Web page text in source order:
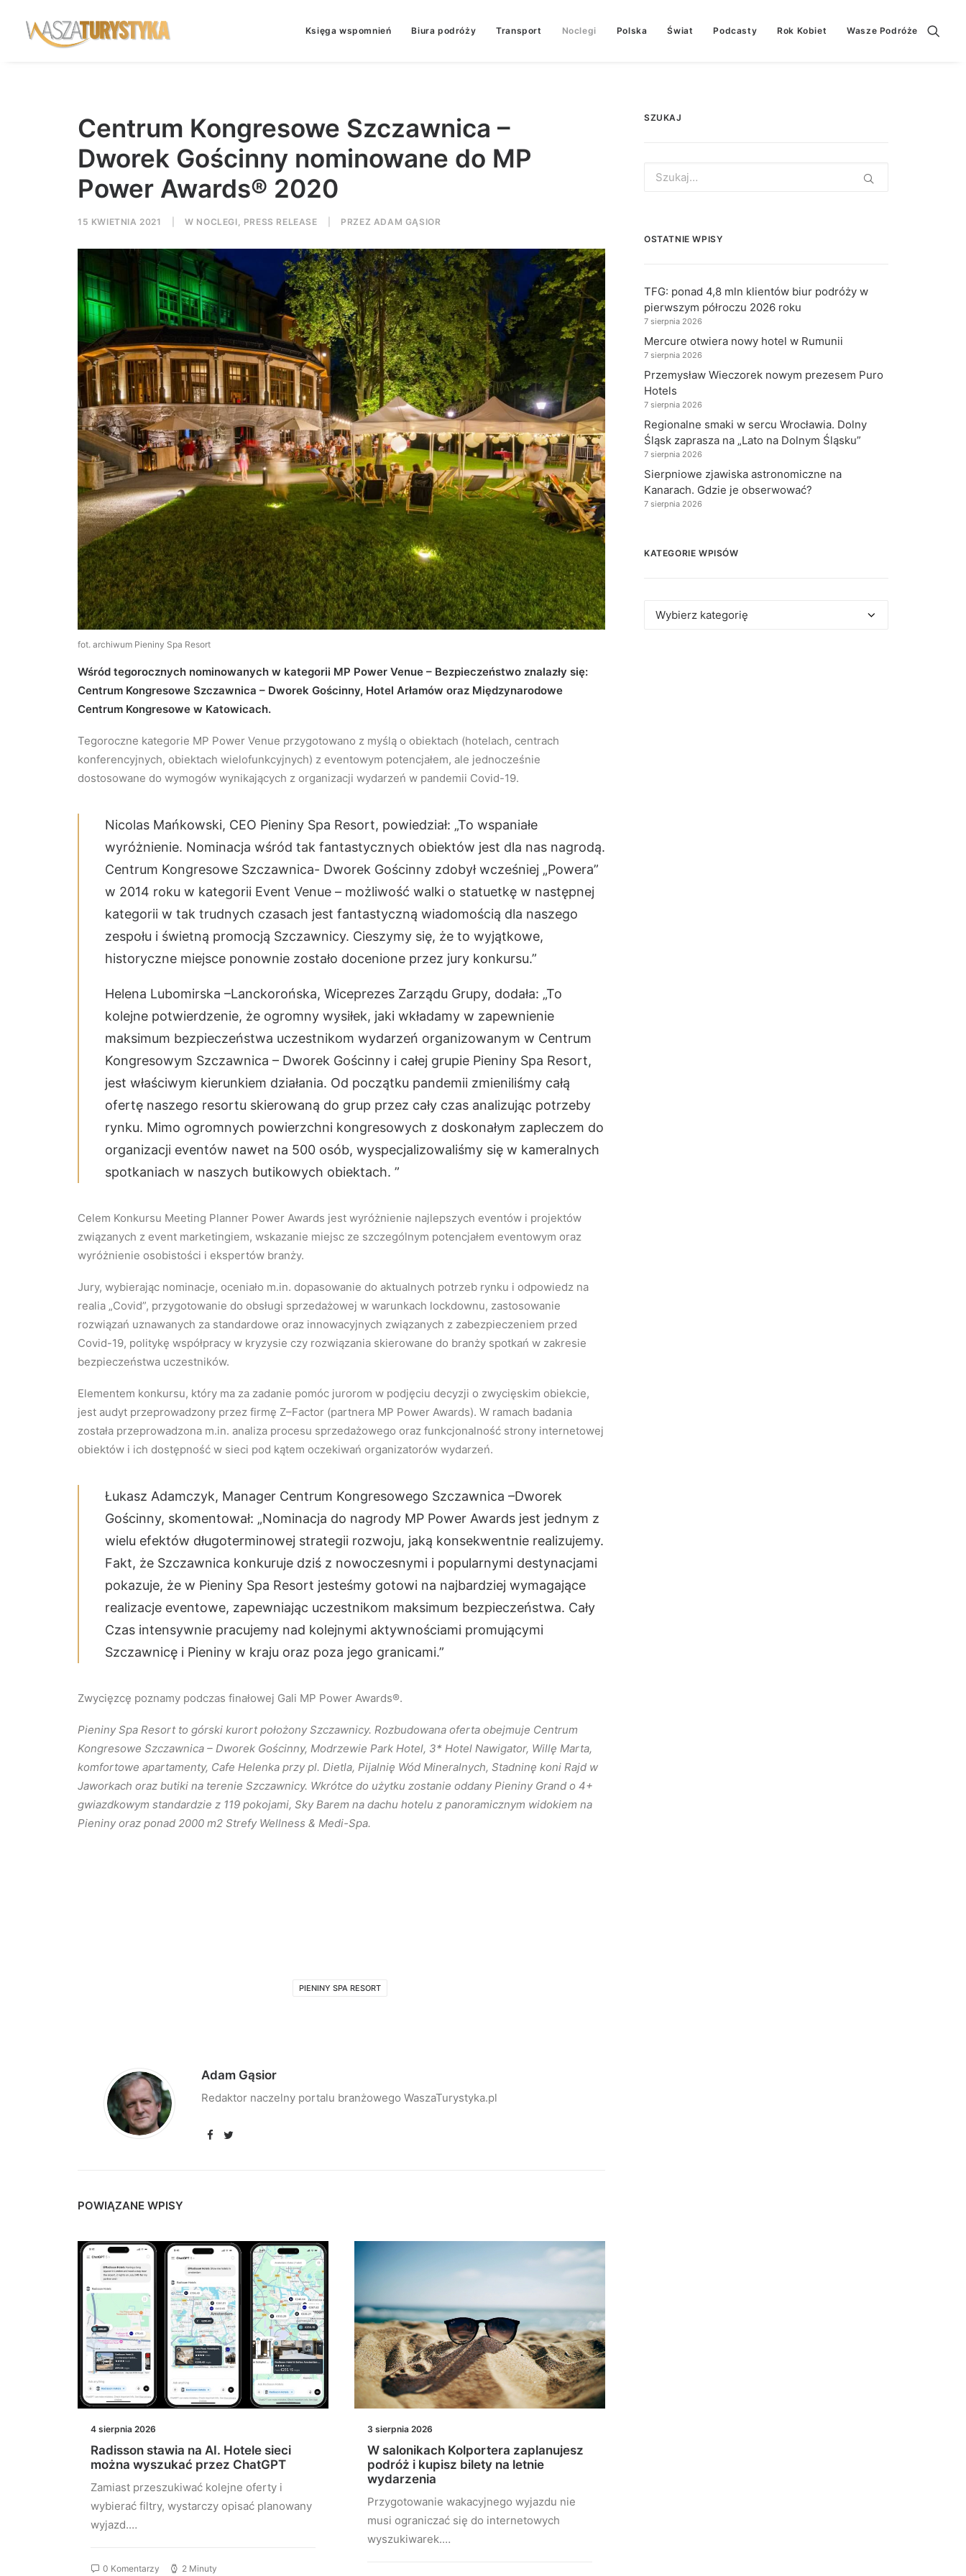
Księga wspomnień Biura podróży Transport Noclegi Polska Świat Podcasty Rok Kobiet Wasze Podróże
Centrum Kongresowe Szczawnica –
Dworek Gościnny nominowane do MP
Power Awards® 2020
15 KWIETNIA 2021 W NOCLEGI, PRESS RELEASE PRZEZ ADAM GĄSIOR
fot. archiwum Pieniny Spa Resort
Wśród tegorocznych nominowanych w kategorii MP Power Venue – Bezpieczeństwo znalazły się:
Centrum Kongresowe Szczawnica – Dworek Gościnny, Hotel Arłamów oraz Międzynarodowe
Centrum Kongresowe w Katowicach.
Tegoroczne kategorie MP Power Venue przygotowano z myślą o obiektach (hotelach, centrach
konferencyjnych, obiektach wielofunkcyjnych) z eventowym potencjałem, ale jednocześnie
dostosowane do wymogów wynikających z organizacji wydarzeń w pandemii Covid-19.
Nicolas Mańkowski, CEO Pieniny Spa Resort, powiedział: „To wspaniałe
wyróżnienie. Nominacja wśród tak fantastycznych obiektów jest dla nas nagrodą.
Centrum Kongresowe Szczawnica- Dworek Gościnny zdobył wcześniej „Powera”
w 2014 roku w kategorii Event Venue – możliwość walki o statuetkę w następnej
kategorii w tak trudnych czasach jest fantastyczną wiadomością dla naszego
zespołu i świetną promocją Szczawnicy. Cieszymy się, że to wyjątkowe,
historyczne miejsce ponownie zostało docenione przez jury konkursu.”
Helena Lubomirska –Lanckorońska, Wiceprezes Zarządu Grupy, dodała: „To
kolejne potwierdzenie, że ogromny wysiłek, jaki wkładamy w zapewnienie
maksimum bezpieczeństwa uczestnikom wydarzeń organizowanym w Centrum
Kongresowym Szczawnica – Dworek Gościnny i całej grupie Pieniny Spa Resort,
jest właściwym kierunkiem działania. Od początku pandemii zmieniliśmy całą
ofertę naszego resortu skierowaną do grup przez cały czas analizując potrzeby
rynku. Mimo ogromnych powierzchni kongresowych z doskonałym zapleczem do
organizacji eventów nawet na 500 osób, wyspecjalizowaliśmy się w kameralnych
spotkaniach w naszych butikowych obiektach. ”
Celem Konkursu Meeting Planner Power Awards jest wyróżnienie najlepszych eventów i projektów
związanych z event marketingiem, wskazanie miejsc ze szczególnym potencjałem eventowym oraz
wyróżnienie osobistości i ekspertów branży.
Jury, wybierając nominacje, oceniało m.in. dopasowanie do aktualnych potrzeb rynku i odpowiedz na
realia „Covid”, przygotowanie do obsługi sprzedażowej w warunkach lockdownu, zastosowanie
rozwiązań uznawanych za standardowe oraz innowacyjnych związanych z zabezpieczeniem przed
Covid-19, politykę współpracy w kryzysie czy rozwiązania skierowane do branży spotkań w zakresie
bezpieczeństwa uczestników.
Elementem konkursu, który ma za zadanie pomóc jurorom w podjęciu decyzji o zwycięskim obiekcie,
jest audyt przeprowadzony przez firmę Z–Factor (partnera MP Power Awards). W ramach badania
została przeprowadzona m.in. analiza procesu sprzedażowego oraz funkcjonalność strony internetowej
obiektów i ich dostępność w sieci pod kątem oczekiwań organizatorów wydarzeń.
Łukasz Adamczyk, Manager Centrum Kongresowego Szczawnica –Dworek
Gościnny, skomentował: „Nominacja do nagrody MP Power Awards jest jednym z
wielu efektów długoterminowej strategii rozwoju, jaką konsekwentnie realizujemy.
Fakt, że Szczawnica konkuruje dziś z nowoczesnymi i popularnymi destynacjami
pokazuje, że w Pieniny Spa Resort jesteśmy gotowi na najbardziej wymagające
realizacje eventowe, zapewniając uczestnikom maksimum bezpieczeństwa. Cały
Czas intensywnie pracujemy nad kolejnymi aktywnościami promującymi
Szczawnicę i Pieniny w kraju oraz poza jego granicami.”
Zwycięzcę poznamy podczas finałowej Gali MP Power Awards®.
Pieniny Spa Resort to górski kurort położony Szczawnicy. Rozbudowana oferta obejmuje Centrum
Kongresowe Szczawnica – Dworek Gościnny, Modrzewie Park Hotel, 3* Hotel Nawigator, Willę Marta,
komfortowe apartamenty, Cafe Helenka przy pl. Dietla, Pijalnię Wód Mineralnych, Stadninę koni Rajd w
Jaworkach oraz butiki na terenie Szczawnicy. Wkrótce do użytku zostanie oddany Pieniny Grand o 4+
gwiazdkowym standardzie z 119 pokojami, Sky Barem na dachu hotelu z panoramicznym widokiem na
Pieniny oraz ponad 2000 m2 Strefy Wellness & Medi-Spa.
PIENINY SPA RESORT
Adam Gąsior
Redaktor naczelny portalu branżowego WaszaTurystyka.pl
POWIĄZANE WPISY
4 sierpnia 2026
Radisson stawia na AI. Hotele sieci
można wyszukać przez ChatGPT
Zamiast przeszukiwać kolejne oferty i
wybierać filtry, wystarczy opisać planowany
wyjazd.…
0 Komentarzy 2 Minuty
3 sierpnia 2026
W salonikach Kolportera zaplanujesz
podróż i kupisz bilety na letnie
wydarzenia
Przygotowanie wakacyjnego wyjazdu nie
musi ograniczać się do internetowych
wyszukiwarek.…
SZUKAJ
for:
OSTATNIE WPISY
TFG: ponad 4,8 mln klientów biur podróży w
pierwszym półroczu 2026 roku
7 sierpnia 2026
Mercure otwiera nowy hotel w Rumunii
7 sierpnia 2026
Przemysław Wieczorek nowym prezesem Puro
Hotels
7 sierpnia 2026
Regionalne smaki w sercu Wrocławia. Dolny
Śląsk zaprasza na „Lato na Dolnym Śląsku”
7 sierpnia 2026
Sierpniowe zjawiska astronomiczne na
Kanarach. Gdzie je obserwować?
7 sierpnia 2026
KATEGORIE WPISÓW
Kategorie